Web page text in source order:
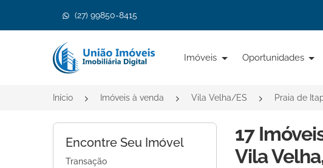
(27) 99850-8415
Página inicial
Imóveis Oportunidades
Início Imóveis à venda Vila Velha/ES Praia de
Encontre Seu Imóvel
Transação
17
Vila